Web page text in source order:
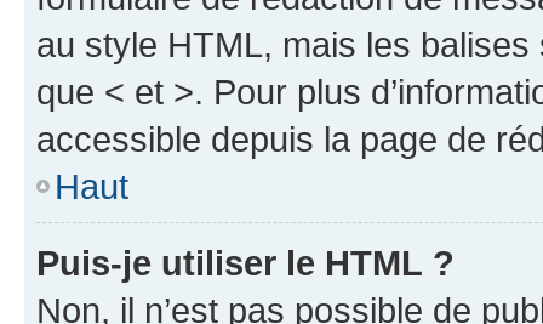
au style HTML, mais les
que < et >. Pour plus
accessible depuis la page de
Haut
Puis-je utiliser le HTML ?
Non, il n’est pas possible de